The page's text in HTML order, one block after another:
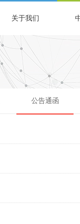
关于我们
公告通函